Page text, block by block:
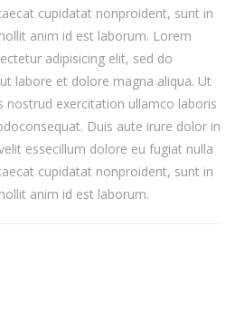
cupidatat nonproident, sunt in
anim id est laborum. Lorem
adipisicing elit, sed do
labore et dolore magna aliqua. Ut
nostrud exercitation ullamco laboris
Duis aute irure dolor in
essecillum dolore eu fugiat nulla
cupidatat nonproident, sunt in
anim id est laborum.